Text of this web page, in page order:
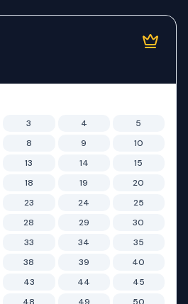
3 4
5
8 9
10
13 14
15
18 19
20
23 24
25
28 29
30
33 34
35
38 39
40
43 44
45